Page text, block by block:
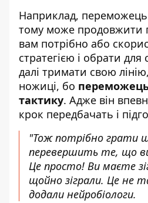
Наприклад,
тому може продовжити
вам потрібно або
стратегією і обрати для
далі тримати свою
ножиці, бо
тактику. Адже він
крок передбачать і
"Тож потрібно грати
перевершить те, що
Це просто! Ви маєте
щойно зіграли. Це не
додали нейробіологи.